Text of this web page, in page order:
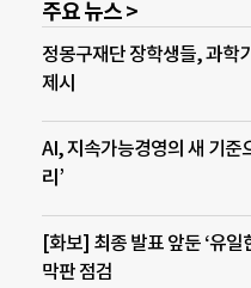
주요 뉴스 >
정몽구재단 장학생들, 과학
제시
AI, 지속가능경영의 새 기준
리’
[화보] 최종 발표 앞둔 ‘유
막판 점검